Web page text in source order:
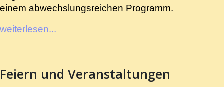
einem abwechslungsreichen Programm.
weiterlesen...
Feiern und Veranstaltungen